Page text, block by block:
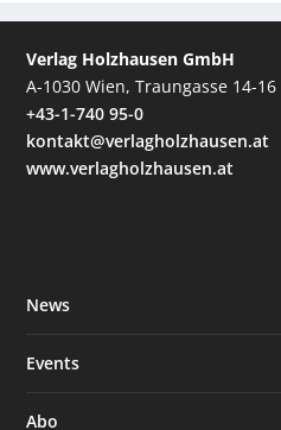
Verlag Holzhausen GmbH
A-1030 Wien, Traungasse 14-16
+43-1-740 95-0
kontakt@verlagholzhausen.at
www.verlagholzhausen.at
News
Events
Abo